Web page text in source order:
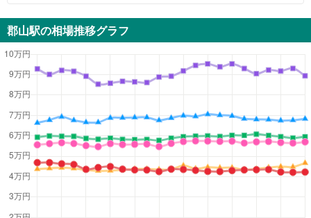
郡山駅の相場推移グラフ